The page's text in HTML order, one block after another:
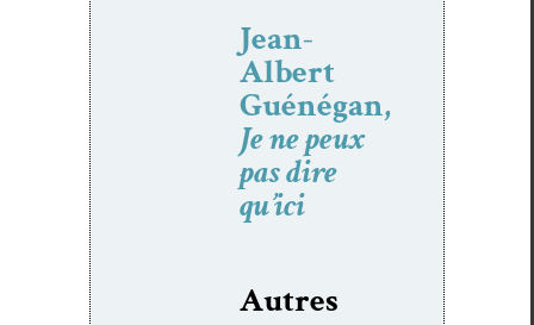
Jean-
Albert
Guénégan,
Je ne peux
pas dire
qu’ici
Autres